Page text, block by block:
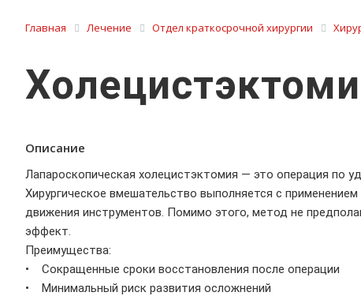
Главная Лечение Отдел краткосрочной хирургии
Описание
Лапароскопическая холецистэктомия — это операция по
Хирургическое вмешательство выполняется с
движения инструментов. Помимо этого, метод не
эффект.
Преимущества:
• Сокращенные сроки восстановления после операции
• Минимальный риск развития осложнений